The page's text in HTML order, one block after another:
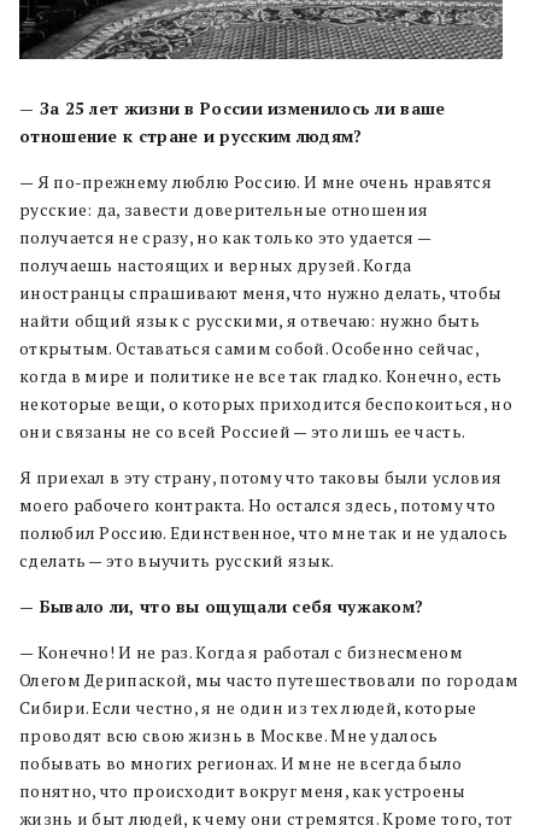
— За 25 лет жизни в России изменилось ли ваше
отношение к стране и русским людям?
— Я по-прежнему люблю Россию. И мне очень нравятся
русские: да, завести доверительные отношения
получается не сразу, но как только это удается —
получаешь настоящих и верных друзей. Когда
иностранцы спрашивают меня, что нужно делать, чтобы
найти общий язык с русскими, я отвечаю: нужно быть
открытым. Оставаться самим собой. Особенно сейчас,
когда в мире и политике не все так гладко. Конечно, есть
некоторые вещи, о которых приходится беспокоиться, но
они связаны не со всей Россией — это лишь ее часть.
Я приехал в эту страну, потому что таковы были условия
моего рабочего контракта. Но остался здесь, потому что
полюбил Россию. Единственное, что мне так и не удалось
сделать — это выучить русский язык.
— Бывало ли, что вы ощущали себя чужаком?
— Конечно! И не раз. Когда я работал с бизнесменом
Олегом Дерипаской, мы часто путешествовали по городам
Сибири. Если честно, я не один из тех людей, которые
проводят всю свою жизнь в Москве. Мне удалось
побывать во многих регионах. И мне не всегда было
понятно, что происходит вокруг меня, как устроены
жизнь и быт людей, к чему они стремятся. Кроме того, тот